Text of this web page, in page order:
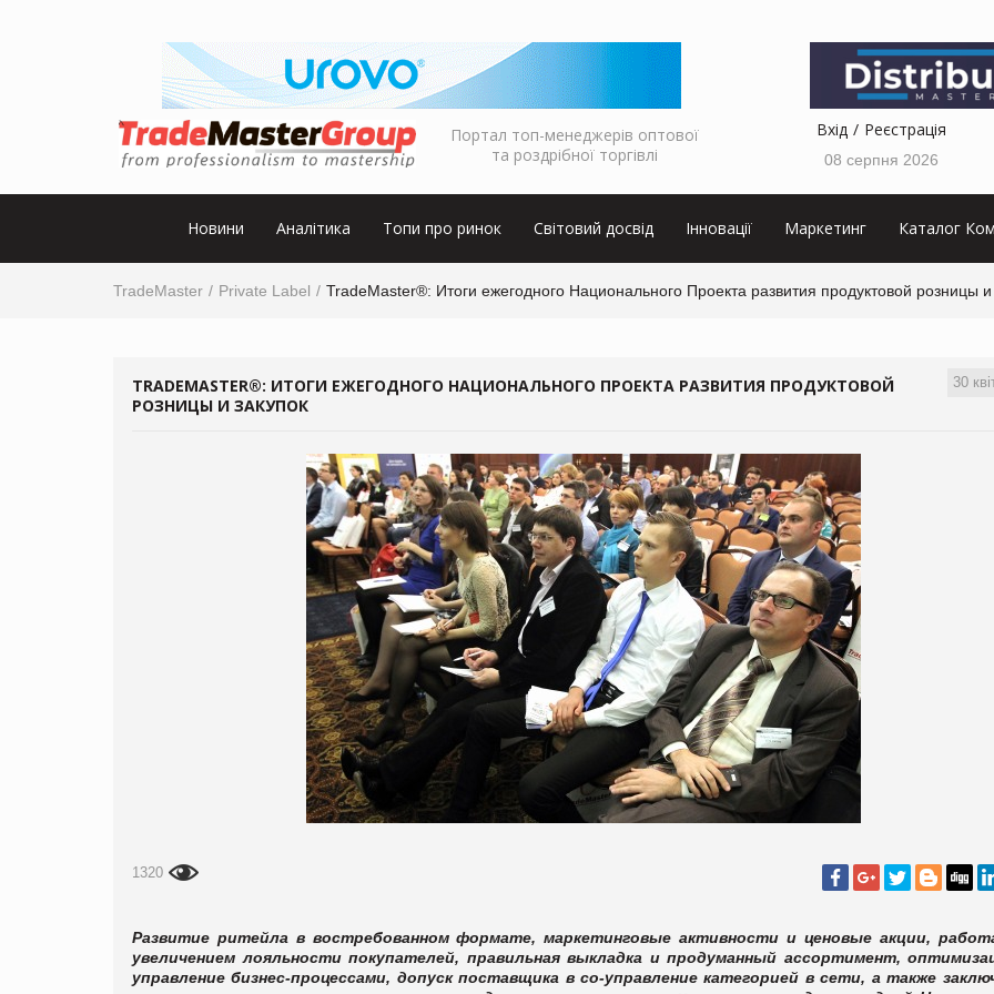
Портал топ-менеджерів оптової
та роздрібної торгівлі
Вхід Реєстрація
08 серпня 2026
Новини Аналітика Топи про ринок Світовий досвід Інновації Маркетинг Каталог
TradeMaster Private Label TradeMaster®: Итоги ежегодного Национального Проекта развития продуктовой розницы и
30
TRADEMASTER®: ИТОГИ ЕЖЕГОДНОГО НАЦИОНАЛЬНОГО ПРОЕКТА РАЗВИТИЯ ПРОДУКТОВОЙ
РОЗНИЦЫ И ЗАКУПОК
1320
Развитие ритейла в востребованном формате, маркетинговые активности и ценовые акции,
увеличением лояльности покупателей, правильная выкладка и продуманный ассортимент,
управление бизнес-процессами, допуск поставщика в со-управление категорией в сети, а также